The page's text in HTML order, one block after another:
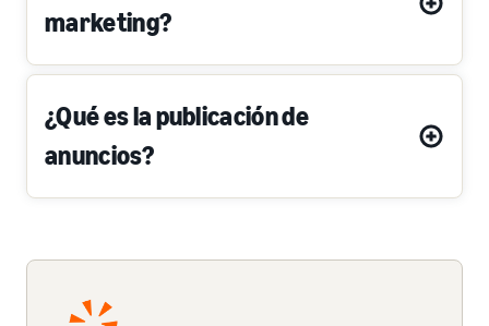
marketing?
¿Qué es la publicación de
anuncios?